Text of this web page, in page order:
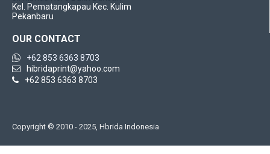
Kel. Pematangkapau Kec. Kulim
Pekanbaru
OUR CONTACT
+62 853 6363 8703
hibridaprint@yahoo.com
+62 853 6363 8703
Copyright © 2010 - 2025, Hbrida Indonesia